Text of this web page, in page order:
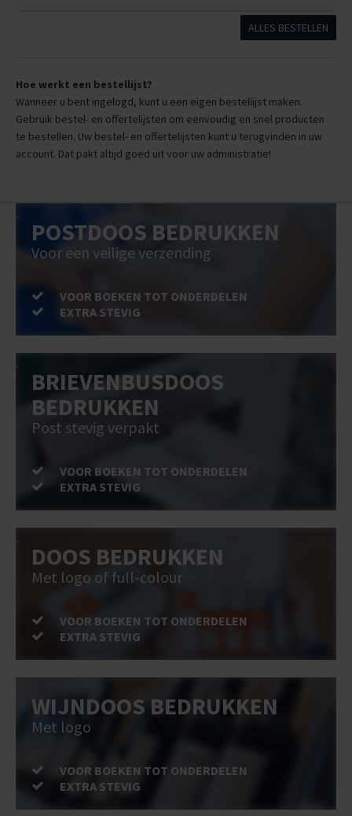
ALLES BESTELLEN
Hoe werkt een bestellijst?
Wanneer u bent ingelogd, kunt u een eigen bestellijst maken.
Gebruik bestel- en offertelijsten om eenvoudig en snel producten
te bestellen. Uw bestel- en offertelijsten kunt u terugvinden in uw
account. Dat pakt altijd goed uit voor uw administratie!
POSTDOOS BEDRUKKEN
Voor een veilige verzending
VOOR BOEKEN TOT ONDERDELEN
EXTRA STEVIG
BRIEVENBUSDOOS
BEDRUKKEN
Post stevig verpakt
VOOR BOEKEN TOT ONDERDELEN
EXTRA STEVIG
DOOS BEDRUKKEN
Met logo of full-colour
VOOR BOEKEN TOT ONDERDELEN
EXTRA STEVIG
WIJNDOOS BEDRUKKEN
Met logo
VOOR BOEKEN TOT ONDERDELEN
EXTRA STEVIG